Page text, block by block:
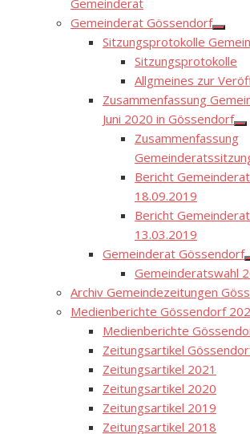
Gemeinderat
Gemeinderat Gössendorf
Show
sub
menu
Sitzungsprotokolle
Sitzungsprotokolle
Allgmeines zur
Zusammenfassung
Juni 2020 in Gössendorf
Zusammenfassung
Bericht
18.09.2019
Bericht
13.03.2019
Gemeinderat Gössendorf
Gemeinderatswahl
Archiv Gemeindezeitungen
Medienberichte Gössendorf
Medienberichte
Zeitungsartikel
Zeitungsartikel 2021
Zeitungsartikel 2020
Zeitungsartikel 2019
Zeitungsartikel 2018